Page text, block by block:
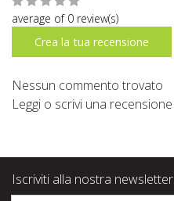
average of 0 review(s)
Crea la tua recensione
Nessun commento trovato
Leggi o scrivi una recensione
Iscriviti alla nostra newsletter